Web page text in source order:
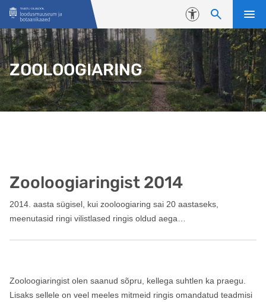
Liigu edasi põhisisu juurde
Juurdepääsetavus
ZOOLOOGIARING
Zooloogiaringist 2014
2014. aasta sügisel, kui zooloogiaring sai 20 aastaseks,
meenutasid ringi vilistlased ringis oldud aega…
Zooloogiaringist olen saanud sõpru, kellega suhtlen ka praegu.
Lisaks sellele on veel meeles mitmeid ringis omandatud teadmisi